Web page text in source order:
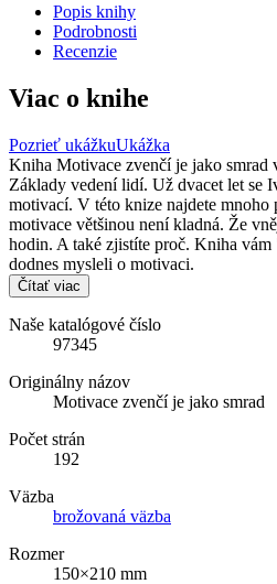
Popis knihy
Podrobnosti
Recenzie
Viac o knihe
Pozrieť ukážkuUkážka
Kniha Motivace zvenčí je jako
Základy vedení lidí. Už dvacet let se
motivací. V této knize najdete
motivace většinou není kladná. Že
hodin. A také zjistíte proč. Kniha
dodnes mysleli o motivaci.
Čítať viac
Naše katalógové číslo
97345
Originálny názov
Motivace zvenčí je jako smrad
Počet strán
192
Väzba
brožovaná väzba
Rozmer
150×210 mm